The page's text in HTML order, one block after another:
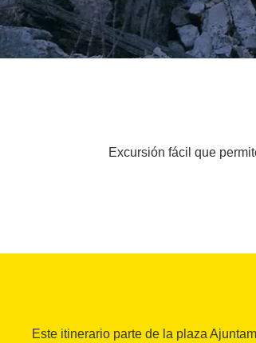
Excursión fácil que
Este itinerario parte de la plaza